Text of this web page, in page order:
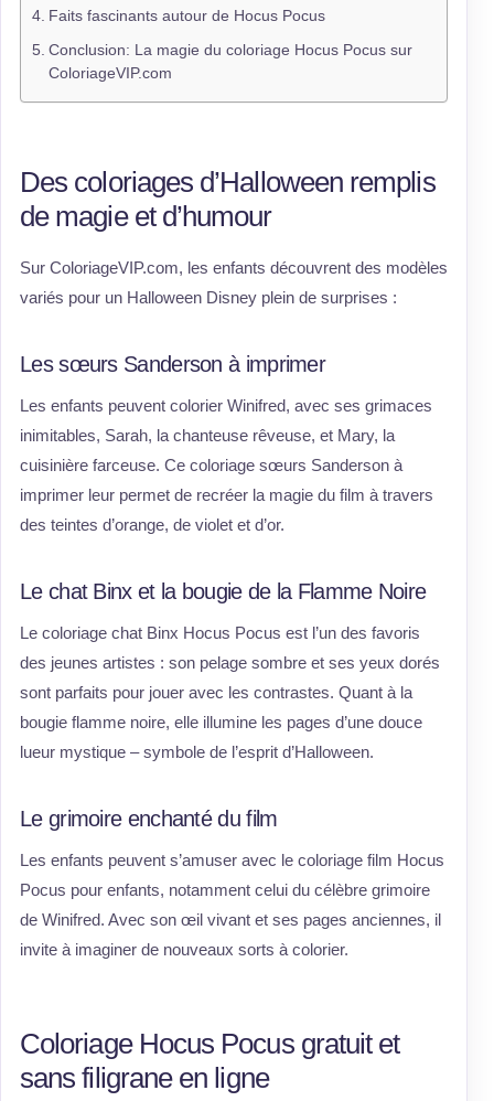
Faits fascinants autour de Hocus Pocus
Conclusion: La magie du coloriage Hocus Pocus sur
ColoriageVIP.com
Des coloriages d’Halloween remplis
de magie et d’humour
Sur ColoriageVIP.com, les enfants découvrent des modèles
variés pour un Halloween Disney plein de surprises :
Les sœurs Sanderson à imprimer
Les enfants peuvent colorier Winifred, avec ses grimaces
inimitables, Sarah, la chanteuse rêveuse, et Mary, la
cuisinière farceuse. Ce coloriage sœurs Sanderson à
imprimer leur permet de recréer la magie du film à travers
des teintes d’orange, de violet et d’or.
Le chat Binx et la bougie de la Flamme Noire
Le coloriage chat Binx Hocus Pocus est l’un des favoris
des jeunes artistes : son pelage sombre et ses yeux dorés
sont parfaits pour jouer avec les contrastes. Quant à la
bougie flamme noire, elle illumine les pages d’une douce
lueur mystique – symbole de l’esprit d’Halloween.
Le grimoire enchanté du film
Les enfants peuvent s’amuser avec le coloriage film Hocus
Pocus pour enfants, notamment celui du célèbre grimoire
de Winifred. Avec son œil vivant et ses pages anciennes, il
invite à imaginer de nouveaux sorts à colorier.
Coloriage Hocus Pocus gratuit et
sans filigrane en ligne